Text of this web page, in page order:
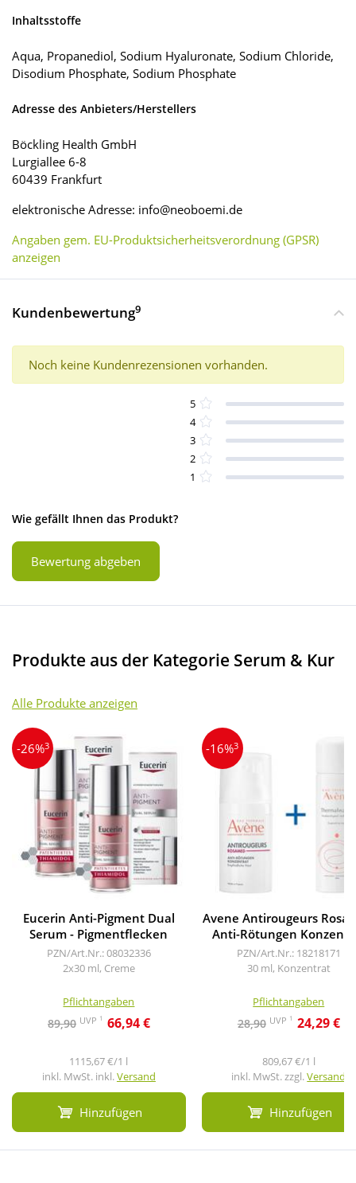
Inhaltsstoffe
Aqua, Propanediol, Sodium Hyaluronate, Sodium Chloride,
Disodium Phosphate, Sodium Phosphate
Adresse des Anbieters/Herstellers
Böckling Health GmbH
Lurgiallee 6-8
60439 Frankfurt
elektronische Adresse: info@neoboemi.de
Angaben gem. EU-Produktsicherheitsverordnung (GPSR)
anzeigen
Kundenbewertung9
Noch keine Kundenrezensionen vorhanden.
5
4
3
2
1
Wie gefällt Ihnen das Produkt?
Bewertung abgeben
Produkte aus der Kategorie Serum & Kur
Alle Produkte anzeigen
-26%3
Eucerin Anti-Pigment Dual
Serum - Pigmentflecken
PZN/Art.Nr.: 08032336
2x30 ml, Creme
Pflichtangaben
89,90 UVP 1 66,94 €
1115,67 €/1 l
inkl. MwSt. inkl.Versand
Hinzufügen
-16%3
Avene Antirougeurs
Anti-Rötungen
PZN/Art.Nr.: 18218171
30 ml, Konzentrat
Pflichtangaben
28,90 UVP 1 24,29 €
809,67 €/1 l
inkl. MwSt. zzgl.Versand
Hinzufügen